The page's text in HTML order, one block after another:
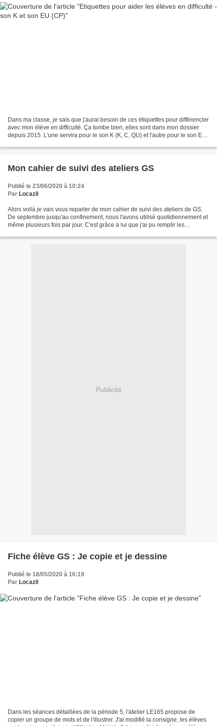
Dans ma classe, je sais que j'aurai besoin de ces étiquettes pour différencier
avec mon élève en difficulté. Ça tombe bien, elles sont dans mon dossier
depuis 2015. L'une servira pour le son K (K, C, QU) et l'autre pour le son EU
Mon cahier de suivi des ateliers GS
Publié le 23/06/2020 à 10:24
Par Locazil
Alors voilà je vais vous reparler de mon cahier de suivi des ateliers de GS.
De septembre jusqu'au confinement, nous l'avons utilisé quotidiennement et
même plusieurs fois par jour. C'est grâce à lui que j'ai pu remplir les
Publicité
Fiche élève GS : Je copie et je dessine
Publié le 18/05/2020 à 16:19
Par Locazil
Dans les séances détaillées de la période 5, l'atelier LE165 propose de
copier un groupe de mots et de l'illustrer. J'ai modifié la consigne, les élèves